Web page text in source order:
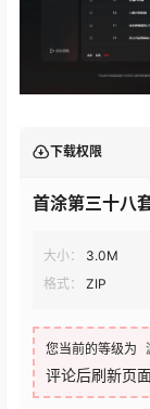
下载权限
首涂第三十八
大小：
3.0M
格式：
ZIP
您当前的等级为
评论后刷新页